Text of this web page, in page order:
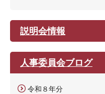
説明会情報
人事委員会ブログ
令和８年分